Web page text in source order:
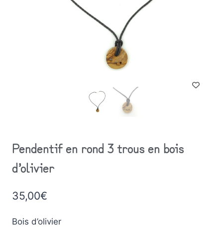
Pendentif en rond 3 trous en bois
d’olivier
35,00€
Bois d’olivier